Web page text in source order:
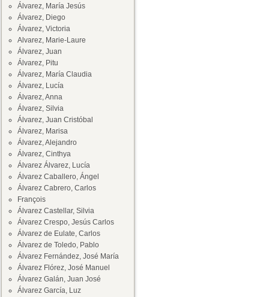
Álvarez, María Jesús
Álvarez, Diego
Álvarez, Victoria
Alvarez, Marie-Laure
Álvarez, Juan
Álvarez, Pitu
Álvarez, María Claudia
Álvarez, Lucía
Álvarez, Anna
Álvarez, Silvia
Álvarez, Juan Cristóbal
Álvarez, Marisa
Álvarez, Alejandro
Álvarez, Cinthya
Álvarez Álvarez, Lucía
Álvarez Caballero, Ángel
Álvarez Cabrero, Carlos
François
Álvarez Castellar, Silvia
Álvarez Crespo, Jesús Carlos
Álvarez de Eulate, Carlos
Álvarez de Toledo, Pablo
Álvarez Fernández, José María
Álvarez Flórez, José Manuel
Álvarez Galán, Juan José
Álvarez García, Luz